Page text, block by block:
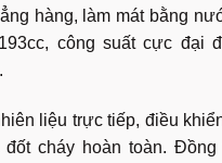
hàng, làm mát bằng
công suất cực đại
liệu trực tiếp, điều
cháy hoàn toàn.